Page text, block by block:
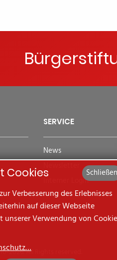
SERVICE
News
Interner Login
All Rights reserved.
Schließen
Cookies
Verbesserung des Erlebnisses
auf dieser Webseite
unserer Verwendung von